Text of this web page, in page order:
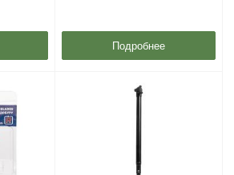
Подробнее